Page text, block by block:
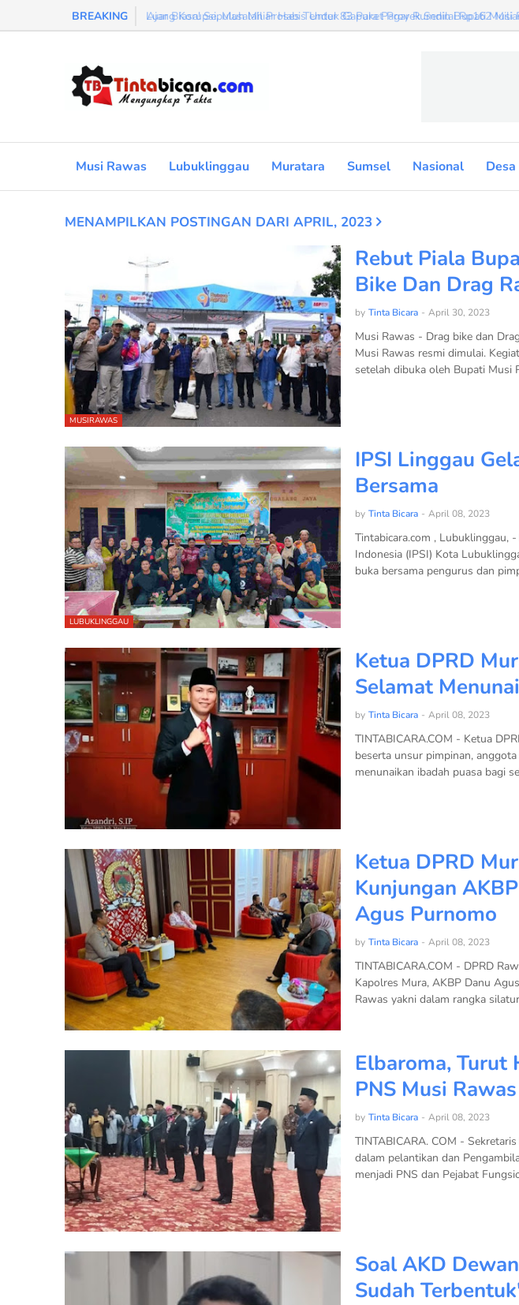
BREAKING Luar Biasa! Sepuluh Miliar Habis Untuk Gapura Pagar Rumdin Bupati Musi
Musi Rawas Lubuklinggau Muratara Sumsel Nasional Desa
MENAMPILKAN POSTINGAN DARI APRIL, 2023
MUSIRAWAS
Rebut Piala
Bike Dan Drag
by Tinta Bicara - April 30, 2023
Musi Rawas - Drag bike dan
Musi Rawas resmi dimulai.
setelah dibuka oleh Bupati Musi
LUBUKLINGGAU
IPSI Linggau
Bersama
by Tinta Bicara - April 08, 2023
Tintabicara.com , Lubuklinggau,
Indonesia (IPSI) Kota
buka bersama pengurus dan
Ketua DPRD
Selamat
by Tinta Bicara - April 08, 2023
TINTABICARA.COM - Ketua
beserta unsur pimpinan,
menunaikan ibadah puasa bagi
Ketua DPRD
Kunjungan
Agus Purnomo
by Tinta Bicara - April 08, 2023
TINTABICARA.COM - DPRD
Kapolres Mura, AKBP Danu
Rawas yakni dalam rangka
Elbaroma, Turut
PNS Musi Rawas
by Tinta Bicara - April 08, 2023
TINTABICARA. COM -
dalam pelantikan dan
menjadi PNS dan Pejabat
Soal AKD
Sudah